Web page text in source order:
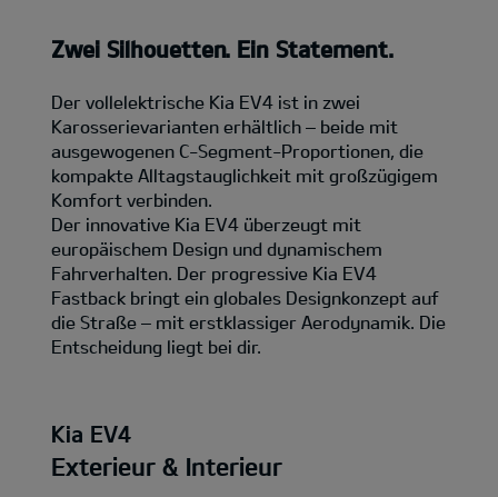
Zwei Silhouetten. Ein Statement.
Der vollelektrische Kia EV4 ist in zwei
Karosserievarianten erhältlich – beide mit
ausgewogenen C-Segment-Proportionen, die
kompakte Alltagstauglichkeit mit großzügigem
Komfort verbinden.
Der innovative Kia EV4 überzeugt mit
europäischem Design und dynamischem
Fahrverhalten. Der progressive Kia EV4
Fastback bringt ein globales Designkonzept auf
die Straße – mit erstklassiger Aerodynamik. Die
Entscheidung liegt bei dir.
Kia EV4
Exterieur & Interieur